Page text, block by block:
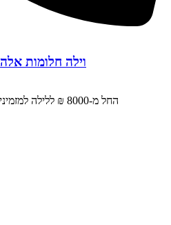
וילה חלומות אלה
החל מ-‏8000 ₪ ללילה למזמינים 3 לילות בסופ"ש הקרוב